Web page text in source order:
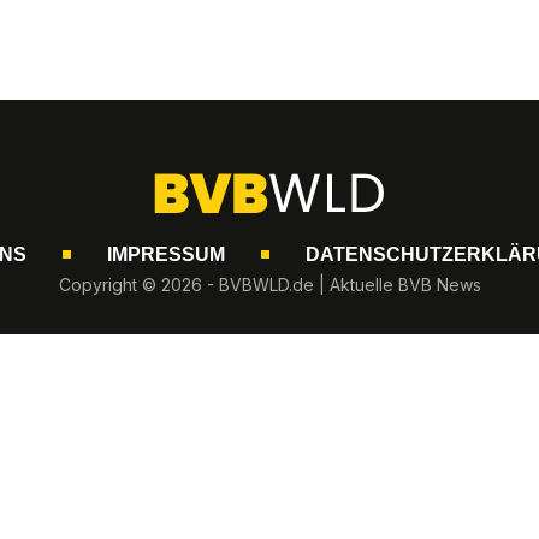
IMPRESSUM
Copyright © 2026 - BVBWLD.de | Aktuelle BVB News